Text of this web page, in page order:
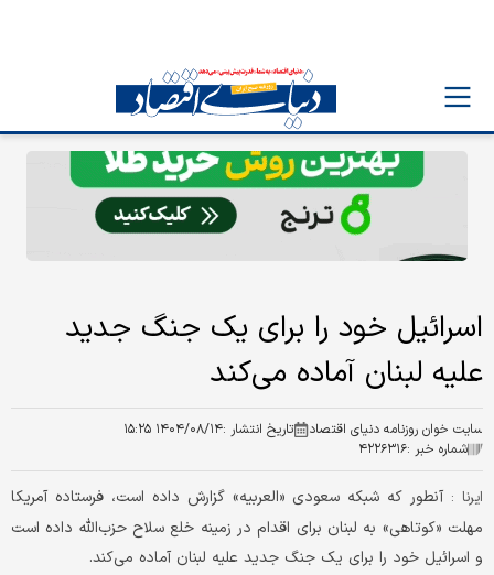
اسرائیل خود را برای یک جنگ جدید
علیه لبنان آماده می‌کند
سایت خوان روزنامه دنیای اقتصاد تاریخ انتشار :۱۴۰۴/۰۸/۱۴ ۱۵:۲۵
شماره خبر :۴۲۲۶۳۱۶
ایرنا : آنطور که شبکه سعودی «العربیه» گزارش داده است، فرستاده آمریکا
مهلت «کوتاهی» به لبنان برای اقدام در زمینه خلع سلاح حزب‌الله داده است
و اسرائیل خود را برای یک جنگ جدید علیه لبنان آماده می‌کند.